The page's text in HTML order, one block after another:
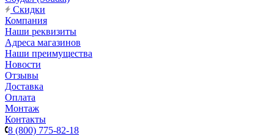
Скидки
Компания
Наши реквизиты
Адреса магазинов
Наши преимущества
Новости
Отзывы
Доставка
Оплата
Монтаж
Контакты
8 (800) 775-82-18